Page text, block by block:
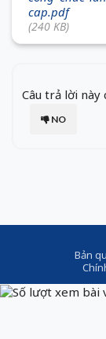
cap.pdf
(240 KB)
Câu trả lời này
NO
Bản